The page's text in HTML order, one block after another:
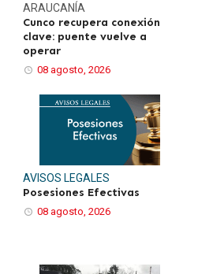
ARAUCANÍA
Cunco recupera conexión
clave: puente vuelve a
operar
08 agosto, 2026
AVISOS LEGALES
Posesiones Efectivas
08 agosto, 2026